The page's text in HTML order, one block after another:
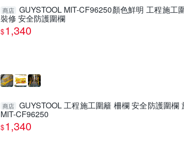
商店 GUYSTOOL MIT-CF96250顏色鮮明 工程施工
裝修 安全防護圍欄
$1,340
商店 GUYSTOOL 工程施工圍籬 柵欄 安全防護圍
MIT-CF96250
$1,340